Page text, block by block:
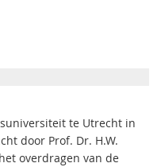
te Utrecht in
door Prof. Dr. H.W.
overdragen van de